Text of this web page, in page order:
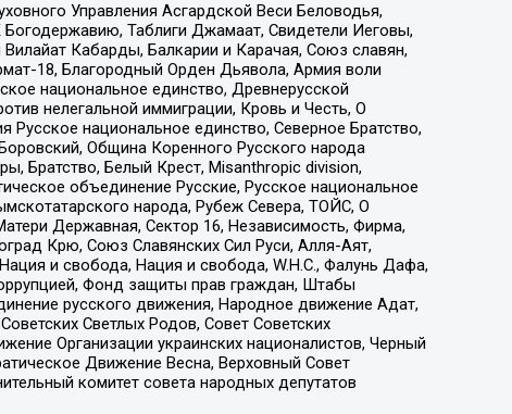
Управления Асгардской Веси Беловодья,
Таблиги Джамаат, Свидетели Иеговы,
Кабарды, Балкарии и Карачая, Союз славян,
18, Благородный Орден Дьявола, Армия воли
национальное единство, Древнерусской
нелегальной иммиграции, Кровь и Честь, О
национальное единство, Северное Братство,
Община Коренного Русского народа
Братство, Белый Крест, Misanthropic division,
объединение Русские, Русское национальное
народа, Рубеж Севера, ТОЙС, О
Державная, Сектор 16, Независимость, Фирма,
Крю, Союз Славянских Сил Руси, Алля-Аят,
и свобода, Нация и свобода, W.H.С., Фалунь Дафа,
Фонд защиты прав граждан, Штабы
русского движения, Народное движение Адат,
Светлых Родов, Совет Советских
Организации украинских националистов, Черный
Движение Весна, Верховный Совет
комитет совета народных депутатов